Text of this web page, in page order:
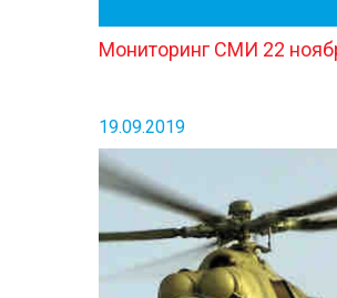
Мониторинг СМИ 22
19.09.2019